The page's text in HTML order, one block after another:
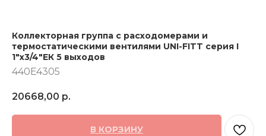
Коллекторная группа с расходомерами и
термостатическими вентилями UNI-FITT серия I
1"x3/4"ЕК 5 выходов
440E4305
20668,00 р.
В КОРЗИНУ